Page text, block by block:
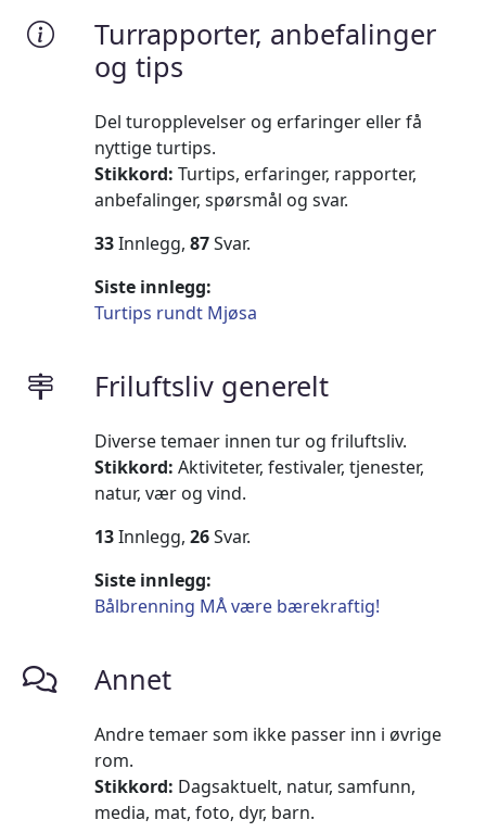
Turrapporter, anbefalinger
og tips
Del turopplevelser og erfaringer eller få
nyttige turtips.
Stikkord: Turtips, erfaringer, rapporter,
anbefalinger, spørsmål og svar.
33Innlegg, 87Svar.
Siste innlegg:
Turtips rundt Mjøsa
Friluftsliv generelt
Diverse temaer innen tur og friluftsliv.
Stikkord: Aktiviteter, festivaler, tjenester,
natur, vær og vind.
13Innlegg, 26Svar.
Siste innlegg:
Bålbrenning MÅ være bærekraftig!
Annet
Andre temaer som ikke passer inn i øvrige
rom.
Stikkord: Dagsaktuelt, natur, samfunn,
media, mat, foto, dyr, barn.